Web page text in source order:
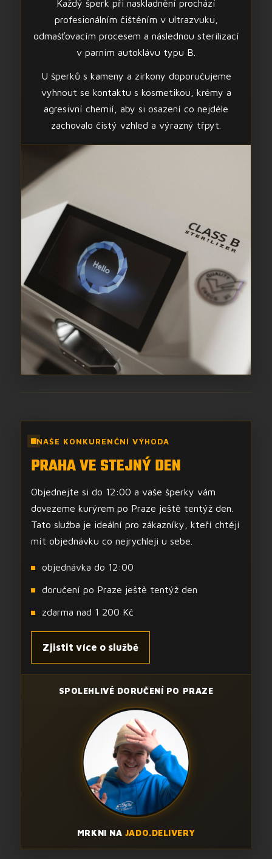
Každý šperk při naskladnění prochází
profesionálním čištěním v ultrazvuku,
odmašťovacím procesem a následnou sterilizací
v parním autoklávu typu B.
U šperků s kameny a zirkony doporučujeme
vyhnout se kontaktu s kosmetikou, krémy a
agresivní chemií, aby si osazení co nejdéle
zachovalo čistý vzhled a výrazný třpyt.
NAŠE KONKURENČNÍ VÝHODA
PRAHA VE STEJNÝ DEN
Objednejte si do 12:00 a vaše šperky vám
dovezeme kurýrem po Praze ještě tentýž den.
Tato služba je ideální pro zákazníky, kteří chtějí
mít objednávku co nejrychleji u sebe.
objednávka do 12:00
doručení po Praze ještě tentýž den
zdarma nad 1 200 Kč
Zjistit více o službě
SPOLEHLIVÉ DORUČENÍ PO PRAZE
MRKNI NA JADO.DELIVERY